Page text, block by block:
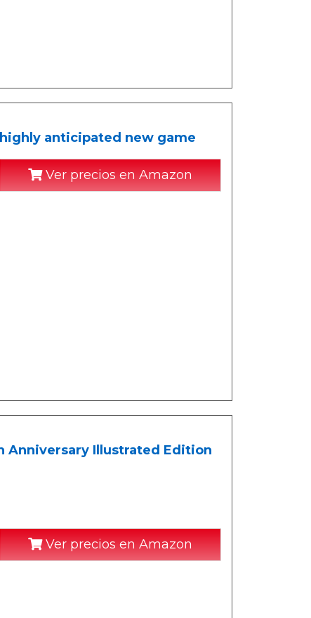
anticipated new game
Ver precios en Amazon
Anniversary Illustrated Edition
Ver precios en Amazon